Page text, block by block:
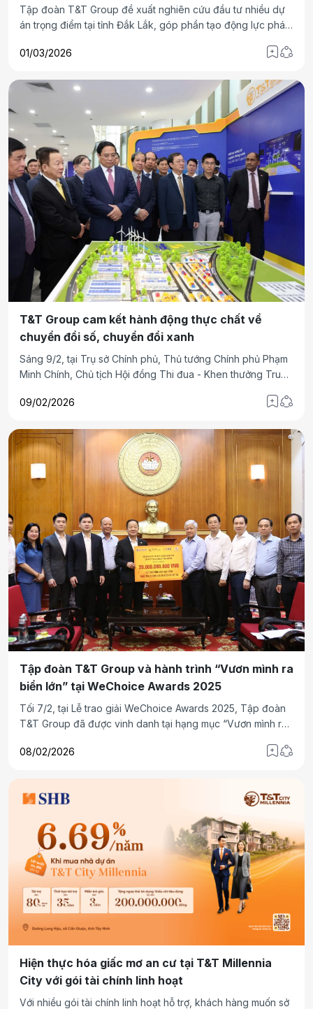
Tập đoàn T&T Group đề xuất nghiên cứu đầu tư nhiều dự
án trọng điểm tại tỉnh Đắk Lắk, góp phần tạo động lực phát
mới.
01/03/2026
T&T Group cam kết hành động thực chất về
chuyển đổi số, chuyển đổi xanh
Sáng 9/2, tại Trụ sở Chính phủ, Thủ tướng Chính phủ Phạm
Minh Chính, Chủ tịch Hội đồng Thi đua - Khen thưởng Trung
tạo, phát triển khoa học, công nghệ, chuyển đổi số, chuyển
nghiệp tư nhân, nâng cao hiệu quả doanh nghiệp Nhà
nước".
09/02/2026
Tập đoàn T&T Group và hành trình “Vươn mình ra
biển lớn” tại WeChoice Awards 2025
Tối 7/2, tại Lễ trao giải WeChoice Awards 2025, Tập đoàn
T&T Group đã được vinh danh tại hạng mục “Vươn mình ra
WeChoice bình chọn, nhằm ghi nhận và tôn vinh những
hạn của đất nước.
08/02/2026
Hiện thực hóa giấc mơ an cư tại T&T Millennia
City với gói tài chính linh hoạt
Với nhiều gói tài chính linh hoạt hỗ trợ, khách hàng muốn sở